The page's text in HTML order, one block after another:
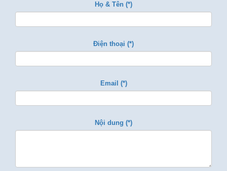
Họ & Tên (*)
Điện thoại (*)
Email (*)
Nội dung (*)